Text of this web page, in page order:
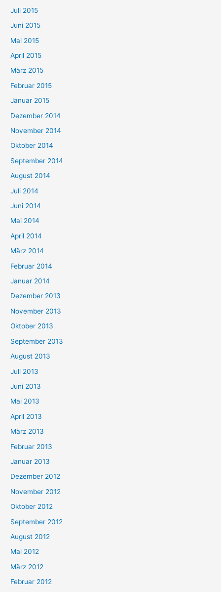
Juli 2015
Juni 2015
Mai 2015
April 2015
März 2015
Februar 2015
Januar 2015
Dezember 2014
November 2014
Oktober 2014
September 2014
August 2014
Juli 2014
Juni 2014
Mai 2014
April 2014
März 2014
Februar 2014
Januar 2014
Dezember 2013
November 2013
Oktober 2013
September 2013
August 2013
Juli 2013
Juni 2013
Mai 2013
April 2013
März 2013
Februar 2013
Januar 2013
Dezember 2012
November 2012
Oktober 2012
September 2012
August 2012
Mai 2012
März 2012
Februar 2012